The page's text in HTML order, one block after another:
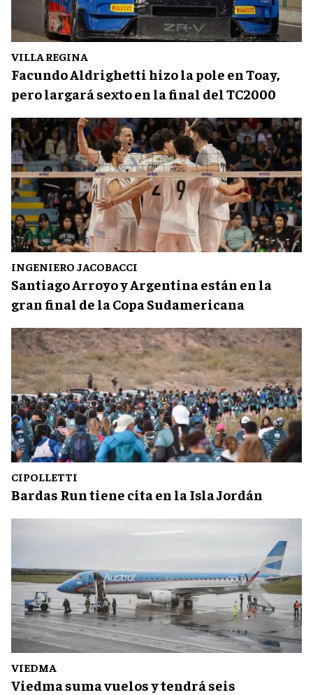
VILLA REGINA
Facundo Aldrighetti hizo la pole en Toay,
pero largará sexto en la final del TC2000
INGENIERO JACOBACCI
Santiago Arroyo y Argentina están en la
gran final de la Copa Sudamericana
CIPOLLETTI
Bardas Run tiene cita en la Isla Jordán
VIEDMA
Viedma suma vuelos y tendrá seis